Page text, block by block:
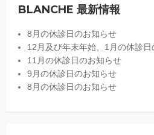
BLANCHE 最新情報
8月の休診日のお知らせ
12月及び年末年始、1月の休診
11月の休診日のお知らせ
9月の休診日のお知らせ
8月の休診日のお知らせ